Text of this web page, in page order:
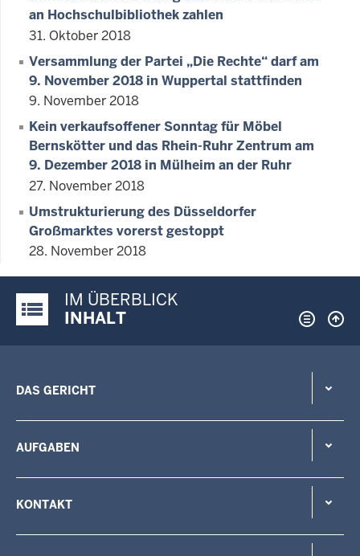
an Hochschulbibliothek zahlen
31. Oktober 2018
Versammlung der Partei „Die Rechte“ darf am
9. November 2018 in Wuppertal stattfinden
9. November 2018
Kein verkaufsoffener Sonntag für Möbel
Bernskötter und das Rhein-Ruhr Zentrum am
9. Dezember 2018 in Mülheim an der Ruhr
27. November 2018
Umstrukturierung des Düsseldorfer
Großmarktes vorerst gestoppt
28. November 2018
Justiz-Portal im Überblick:
IM ÜBERBLICK
INHALT
DAS GERICHT
AUFGABEN
KONTAKT